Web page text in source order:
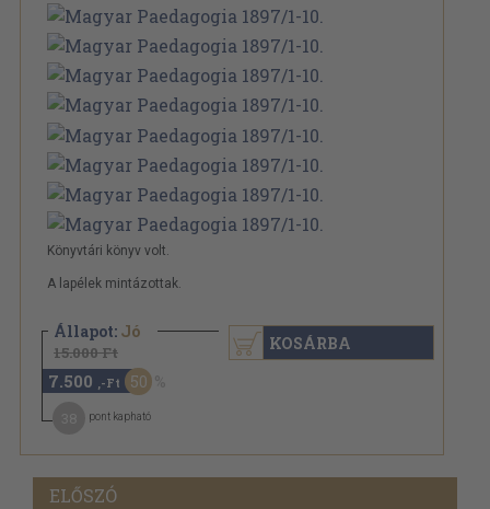
Könyvtári könyv volt.
A lapélek mintázottak.
Állapot: Jó
15.000 Ft
7.500 ,-Ft 50
pont kapható
KOSÁRBA
ELŐSZÓ